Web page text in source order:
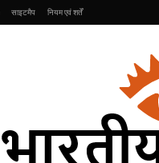
साइटमैप नियम एवं शर्तें